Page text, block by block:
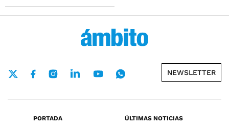
NEWSLETTER
PORTADA
ÚLTIMAS NOTICIAS